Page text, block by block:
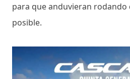
para que anduvieran
posible.